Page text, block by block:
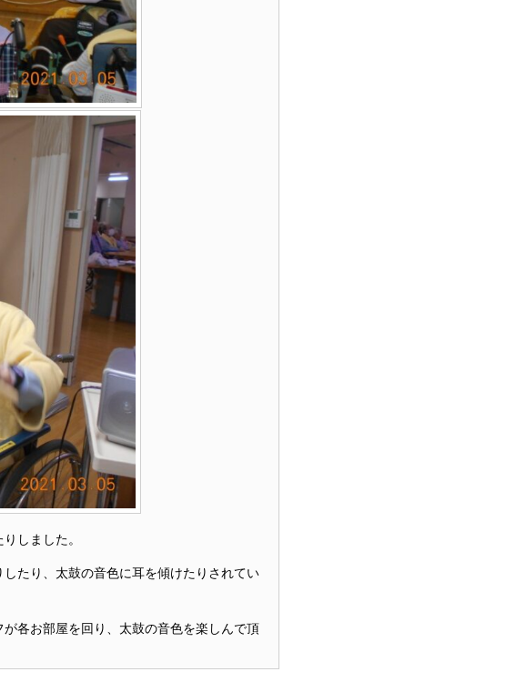
しました。
たり、太鼓の音色に耳を傾けたりされてい
各お部屋を回り、太鼓の音色を楽しんで頂